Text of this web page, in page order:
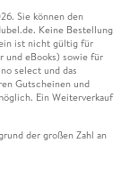
Sie können den
Keine Bestellung
ist nicht gültig für
und eBooks) sowie für
select und das
Gutscheinen und
Ein Weiterverkauf
der großen Zahl an